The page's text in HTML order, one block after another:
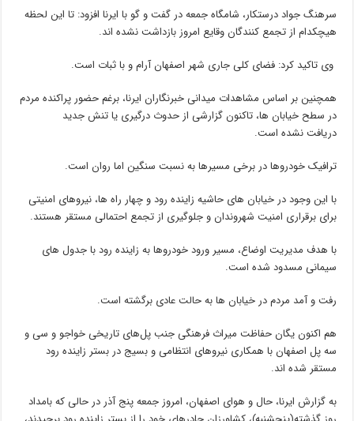
سرهنگ جواد درستکار، شامگاه جمعه در گفت و گو با ایرنا افزود: تا این لحظه
هیچکدام از تجمع کنندگان وقایع امروز بازداشت نشده اند.
وی تاکید کرد: فضای کلی جاری شهر اصفهان آرام و با ثبات است.
همچنین بر اساس مشاهدات‌ میدانی خبرنگاران ایرنا، برغم حضور پراکنده مردم
در سطح خیابان ها، تاکنون گزارشی از حدوث درگیری یا تنش جدید
دریافت نشده است.
ترافیک خودروها در برخی مسیرها به نسبت سنگین اما روان است.
با این وجود در خیابان های حاشیه زاینده رود و چهار راه ها، نیروهای امنیتی
برای برقراری امنیت شهروندان و جلوگیری از تجمع احتمالی مستقر هستند.
با هدف مدیریت اوضاع، مسیر ورود خودروها به زاینده رود با جدول های
سیمانی مسدود شده است.
رفت و آمد مردم در خیابان ها به حالت عادی برگشته است.
هم اکنون یگان حفاظت میراث فرهنگی جنب پل‌های تاریخی خواجو و سی و
سه پل اصفهان با همکاری نیروهای انتظامی و بسیج در بستر زاینده رود
مستقر شده اند.
به گزارش ایرنا، حال و هوای اصفهان، امروز جمعه پنج آذر در حالی که بامداد